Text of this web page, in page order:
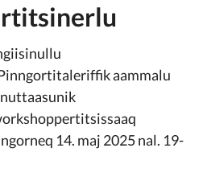
aammalu
14. maj 2025 nal. 19-